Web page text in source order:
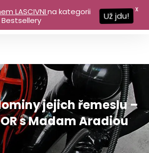
jejich řemeslu –
s Madam Aradiou
LASCIVNIna kategorii
Bestsellery
Už jdu!
X